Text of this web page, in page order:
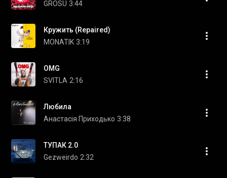
GROSU 3:44
Кружить (Repaired)
MONATIK 3:19
OMG
SVITLA 2:16
Любила
Анастасія Приходько 3:38
ТУПАК 2.0
Gezweirdo 2:32